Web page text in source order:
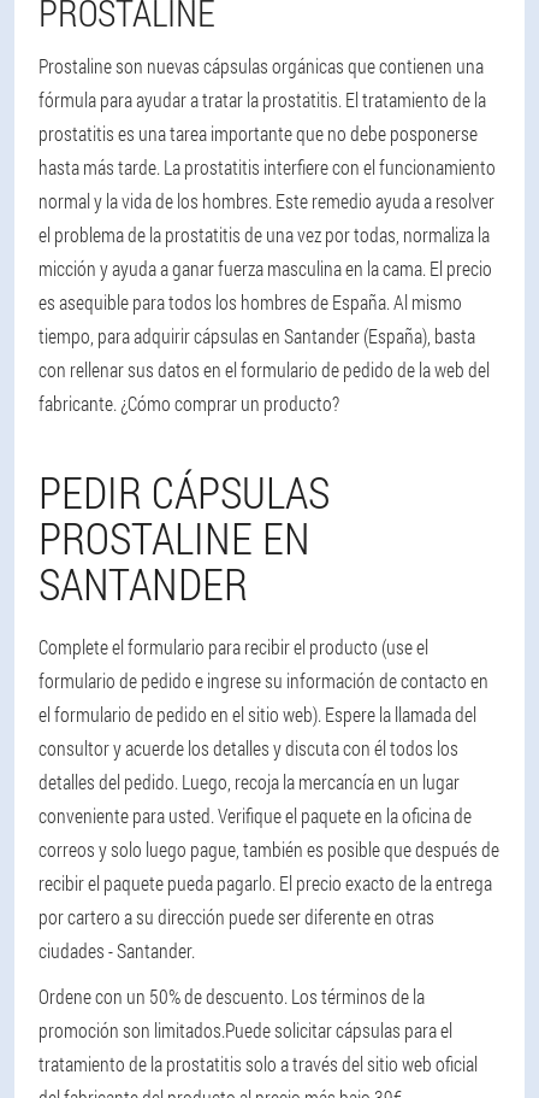
PROSTALINE
Prostaline son nuevas cápsulas orgánicas que contienen una
fórmula para ayudar a tratar la prostatitis. El tratamiento de la
prostatitis es una tarea importante que no debe posponerse
hasta más tarde. La prostatitis interfiere con el funcionamiento
normal y la vida de los hombres. Este remedio ayuda a resolver
el problema de la prostatitis de una vez por todas, normaliza la
micción y ayuda a ganar fuerza masculina en la cama. El precio
es asequible para todos los hombres de España. Al mismo
tiempo, para adquirir cápsulas en Santander (España), basta
con rellenar sus datos en el formulario de pedido de la web del
fabricante. ¿Cómo comprar un producto?
PEDIR CÁPSULAS
PROSTALINE EN
SANTANDER
Complete el formulario para recibir el producto (use el
formulario de pedido e ingrese su información de contacto en
el formulario de pedido en el sitio web). Espere la llamada del
consultor y acuerde los detalles y discuta con él todos los
detalles del pedido. Luego, recoja la mercancía en un lugar
conveniente para usted. Verifique el paquete en la oficina de
correos y solo luego pague, también es posible que después de
recibir el paquete pueda pagarlo. El precio exacto de la entrega
por cartero a su dirección puede ser diferente en otras
ciudades - Santander.
Ordene con un 50% de descuento. Los términos de la
promoción son limitados.Puede solicitar cápsulas para el
tratamiento de la prostatitis solo a través del sitio web oficial